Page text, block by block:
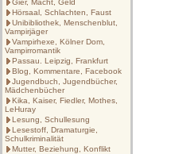
Gier, Macht, Geld
Hörsaal, Schlachten, Faust
Unibibliothek, Menschenblut,
Vampirjäger
Vampirhexe, Kölner Dom,
Vampirromantik
Passau. Leipzig, Frankfurt
Blog, Kommentare, Facebook
Jugendbuch, Jugendbücher,
Mädchenbücher
Kika, Kaiser, Fiedler, Mothes,
LeHuray
Lesung, Schullesung
Lesestoff, Dramaturgie,
Schulkriminalität
Mutter, Beziehung, Konflikt